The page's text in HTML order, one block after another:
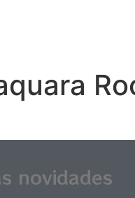
novidades